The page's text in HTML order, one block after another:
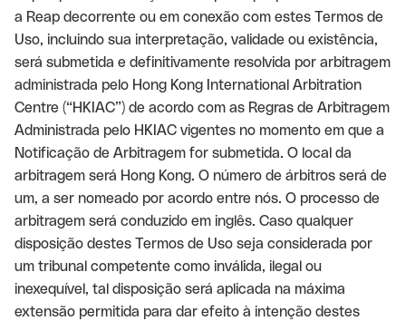
a Reap decorrente ou em conexão com estes Termos de
Uso, incluindo sua interpretação, validade ou existência,
será submetida e definitivamente resolvida por arbitragem
administrada pelo Hong Kong International Arbitration
Centre (“HKIAC”) de acordo com as Regras de Arbitragem
Administrada pelo HKIAC vigentes no momento em que a
Notificação de Arbitragem for submetida. O local da
arbitragem será Hong Kong. O número de árbitros será de
um, a ser nomeado por acordo entre nós. O processo de
arbitragem será conduzido em inglês. Caso qualquer
disposição destes Termos de Uso seja considerada por
um tribunal competente como inválida, ilegal ou
inexequível, tal disposição será aplicada na máxima
extensão permitida para dar efeito à intenção destes